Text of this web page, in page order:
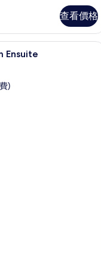
查看價格
內保險箱、遮光布/窗簾、免
Ensuite
)